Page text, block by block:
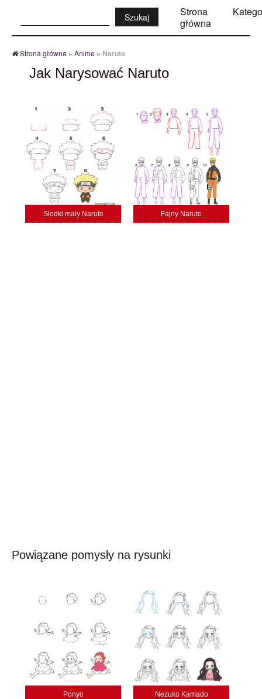
Strona
główna
Strona główna » Anime » Naruto
Jak Narysować Naruto
Słodki mały Naruto Fajny Naruto
Powiązane pomysły na rysunki
Ponyo Nezuko Kamado